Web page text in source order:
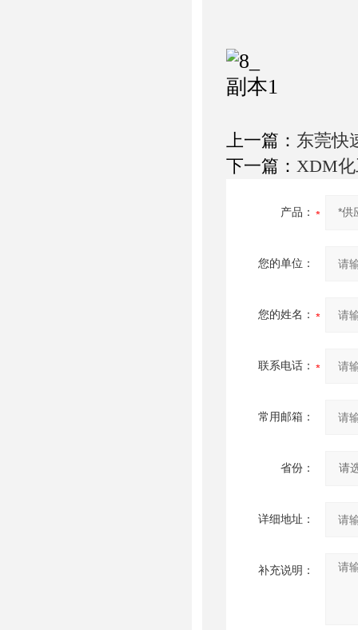
上一篇： 东莞快
下一篇： XDM
产品：
您的单位：
您的姓名：
联系电话：
常用邮箱：
省份：
详细地址：
补充说明：